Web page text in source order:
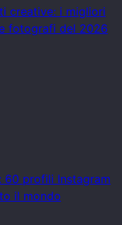
creative: i migliori
fotografi del 2026
60 profili Instagram
il mondo